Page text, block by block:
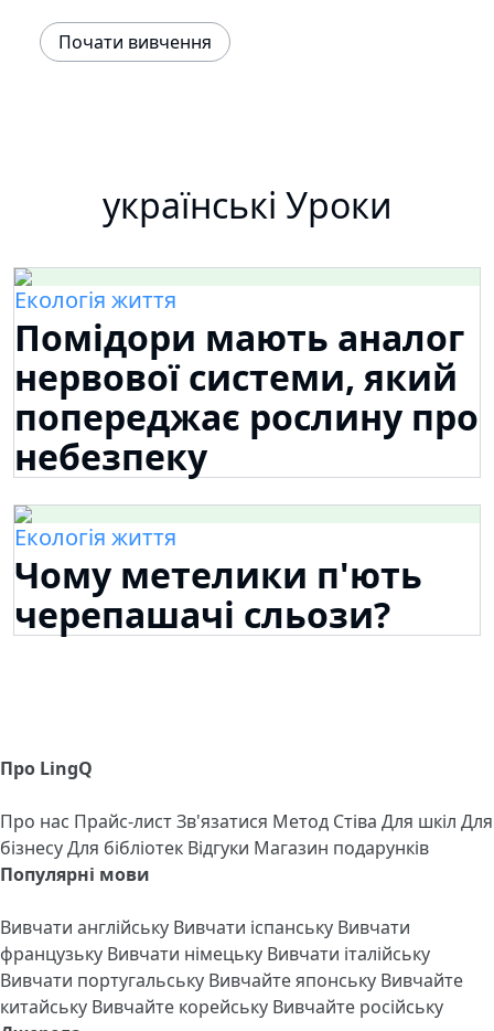
Почати вивчення
українські Уроки
Екологія життя
Помідори мають аналог
нервової системи, який
попереджає рослину про
небезпеку
Екологія життя
Чому метелики п'ють
черепашачі сльози?
Про LingQ
Про нас Прайс-листЗв'язатися Метод Стіва Для шкіл Для
бізнесуДля бібліотек Відгуки Магазин подарунків
Популярні мови
Вивчати англійську Вивчати іспанську Вивчати
французьку Вивчати німецьку Вивчати італійську
Вивчати португальську Вивчайте японську Вивчайте
китайську Вивчайте корейську Вивчайте російську